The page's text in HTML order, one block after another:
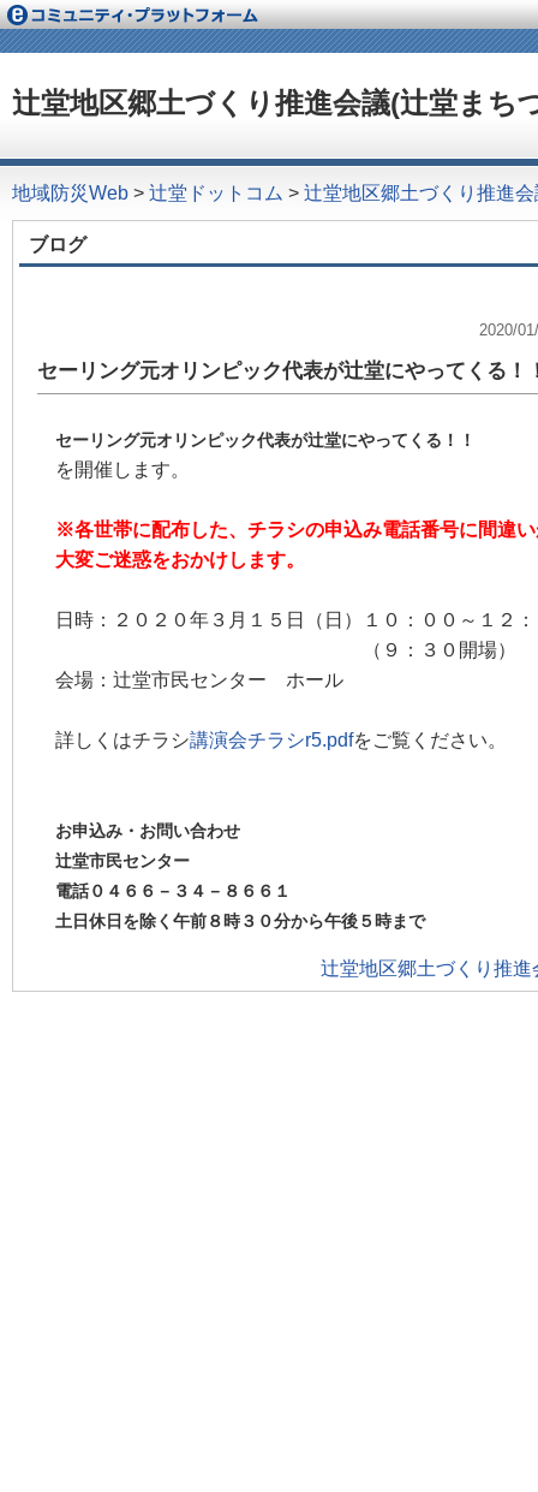
辻堂地区郷土づくり推進会議(辻堂まち
地域防災Web > 辻堂ドットコム > 辻堂地区郷土づくり推進
ブログ
2020/
セーリング元オリンピック代表が辻堂にやってくる！
セーリング元オリンピック代表が辻堂にやってくる！！
を開催します。
※各世帯に配布した、チラシの申込み電話番号に間違
大変ご迷惑をおかけします。
日時：２０２０年３月１５日（日）１０：００～１２
（９：３０開場）
会場：辻堂市民センター ホール
詳しくはチラシ講演会チラシr5.pdfをご覧ください。
お申込み・お問い合わせ
辻堂市民センター
電話０４６６－３４－８６６１
土日休日を除く午前８時３０分から午後５時まで
辻堂地区郷土づくり推